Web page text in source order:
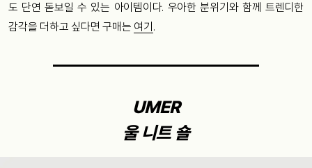
도 단연 돋보일 수 있는 아이템이다. 우아한 분위기와 함께 트렌디한
감각을 더하고 싶다면 구매는 여기 .
UMER
울 니트 숄